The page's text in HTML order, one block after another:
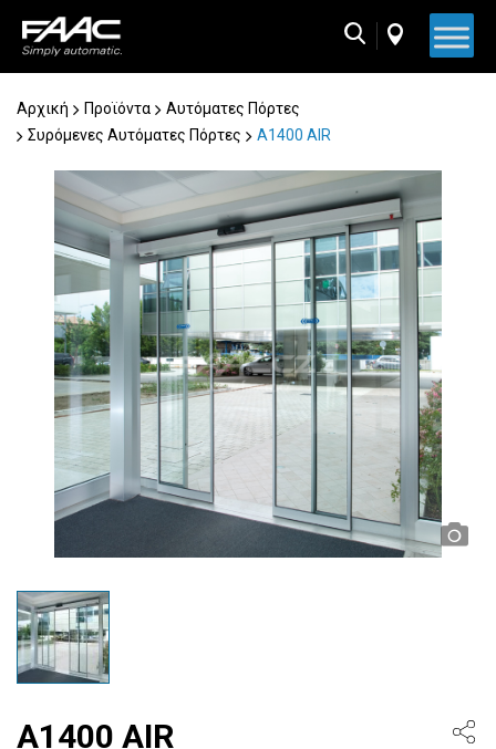
content
Αρχική Προϊόντα
Αυτόματες Πόρτες
Συρόμενες Αυτόματες Πόρτες
Α1400 AIR
Α1400 AIR